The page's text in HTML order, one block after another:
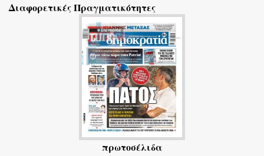
λ
Διαφορετικές Πραγματικότητες
πρωτοσέλιδα